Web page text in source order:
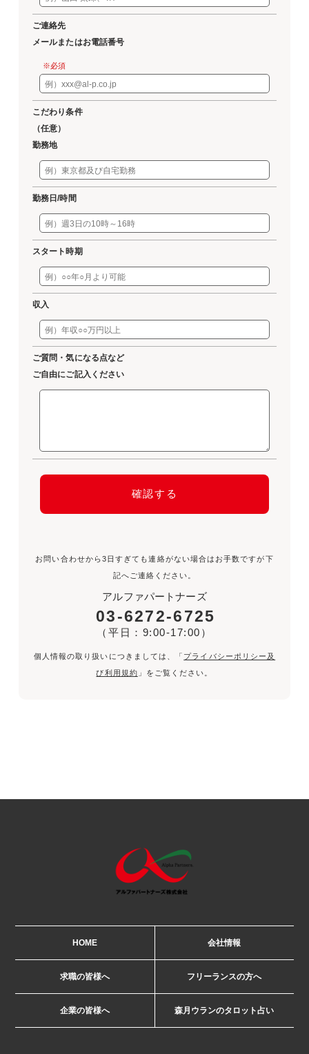
ご連絡先
メールまたはお電話番号
※必須
こだわり条件
（任意）
勤務地
勤務日/時間
スタート時期
収入
ご質問・気になる点など
ご自由にご記入ください
お問い合わせから3日すぎても連絡がない場合はお手数ですが下
記へご連絡ください。
アルファパートナーズ
03-6272-6725
（平日：9:00-17:00）
個人情報の取り扱いにつきましては、「 プライバシーポリシー及
び利用規約 」をご覧ください。
HOME 会社情報
求職の皆様へ フリーランスの方へ
企業の皆様へ 森月ウランのタロット占い